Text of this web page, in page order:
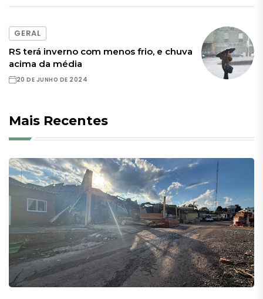
GERAL
RS terá inverno com menos frio, e chuva
acima da média
20 DE JUNHO DE 2024
Mais Recentes